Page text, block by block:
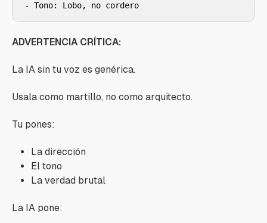
- Tono: Lobo, no cordero
ADVERTENCIA CRÍTICA:
La IA sin tu voz es genérica.
Usala como martillo, no como arquitecto.
Tu pones:
La dirección
El tono
La verdad brutal
La IA pone: